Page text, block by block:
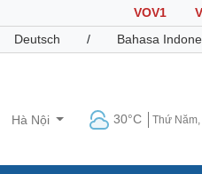
VOV1
Deutsch / Bahasa
Hà Nội 30°C Thứ